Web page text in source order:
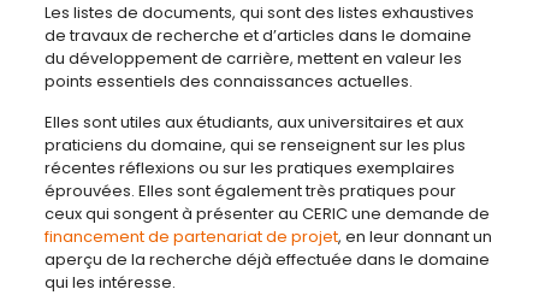
Les listes de documents, qui sont des listes exhaustives
de travaux de recherche et d’articles dans le domaine
du développement de carrière, mettent en valeur les
points essentiels des connaissances actuelles.
Elles sont utiles aux étudiants, aux universitaires et aux
praticiens du domaine, qui se renseignent sur les plus
récentes réflexions ou sur les pratiques exemplaires
éprouvées. Elles sont également très pratiques pour
ceux qui songent à présenter au CERIC une demande de
financement de partenariat de projet, en leur donnant un
aperçu de la recherche déjà effectuée dans le domaine
qui les intéresse.